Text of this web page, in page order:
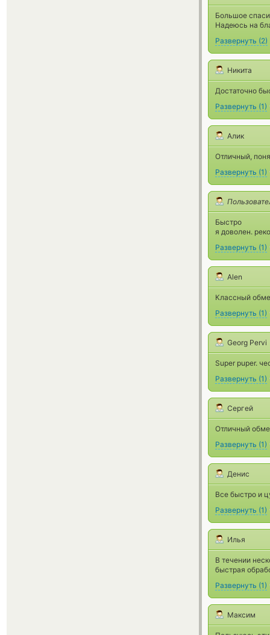
Большое
Надеюсь на
Развернуть (2)
Никита
Достаточно
Развернуть (1)
Алик
Отличный,
Развернуть (1)
Быстро
я доволен.
Развернуть (1)
Alen
Классный
Развернуть (1)
Georg Pervi
Super puper.
Развернуть (1)
Сергей
Отличный
Развернуть (1)
Денис
Все быстро и
Развернуть (1)
Илья
В течении
быстрая
Развернуть (1)
Максим